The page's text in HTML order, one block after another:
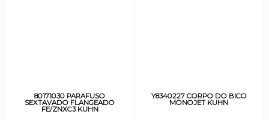
80171030 PARAFUSO
SEXTAVADO FLANGEADO
FE/ZNXC3 KUHN
Y8340227 CORPO DO BICO
MONOJET KUHN